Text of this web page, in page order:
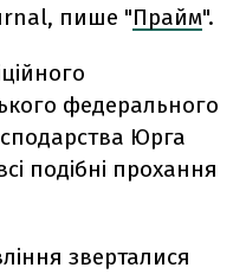
пише "Прайм".
федерального
Юрга
подібні прохання
зверталися